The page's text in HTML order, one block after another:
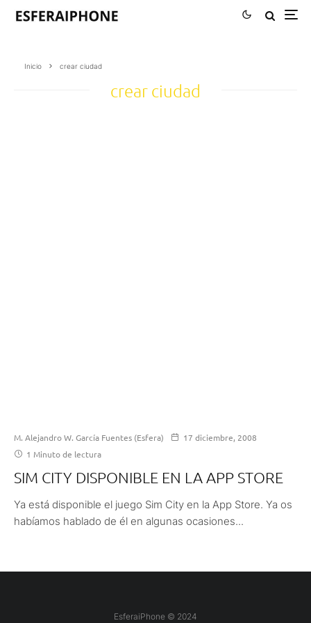
Inicio crear ciudad
crear ciudad
M. Alejandro W. García Fuentes (Esfera)
17 diciembre, 2008
1 Minuto de lectura
SIM CITY DISPONIBLE EN LA APP STORE
Ya está disponible el juego Sim City en la App Store. Ya os
habíamos hablado de él en algunas ocasiones...
EsferaiPhone © 2024